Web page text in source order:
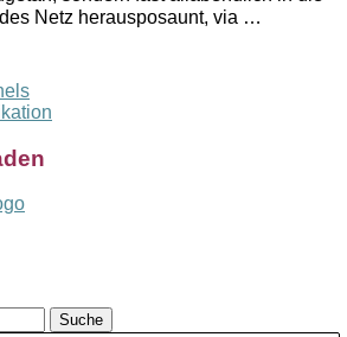
Netz herausposaunt, via …